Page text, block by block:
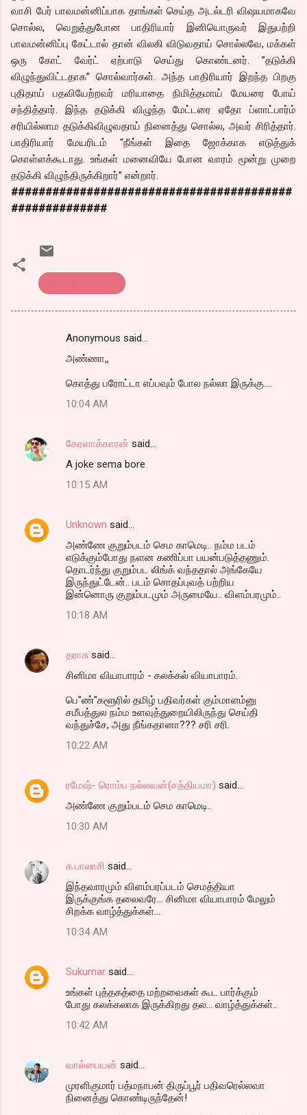
வாசி பேர் பாவமன்னிப்பாக தாங்கள் செய்த அடல்டரி விஷயமாகவே
சொல்ல, வெறுத்துபோன பாதிரியார் இனியொருவர் இதுபற்றி
பாவமன்னிப்பு கேட்டால் தான் விலகி விடுவதாய் சொல்லவே, மக்கள்
ஒரு கோட் வேர்ட் ஏற்பாடு செய்து கொண்டனர். ”தடுக்கி
விழுந்துவிட்டதாக” சொல்வார்கள். அந்த பாதிரியார் இறந்த பிறகு
புதிதாய் பதவியேற்றவர் மரியாதை நிமித்தமாய் மேயரை போய்
சந்தித்தார். இந்த தடுக்கி விழுந்த மேட்டரை ஏதோ ப்ளாட்பார்ம்
சரியில்லாம தடுக்கிவிழுவதாய் நினைத்து சொல்ல, அவர் சிரித்தார்.
பாதிரியார் மேயரிடம் “நீங்கள் இதை ஜோக்காக எடுத்துக்
கொள்ளக்கூடாது. உங்கள் மனைவியே போன வாரம் மூன்று முறை
தடுக்கி விழுந்திருக்கிறார்” என்றார்.
#########################################
##############
n
t
Anonymous said…
அண்ணா,,
கொத்து பரோட்டா எப்பவும் போல நல்லா இருக்கு....
10:04 AM
கேரளாக்காரன் said…
A joke sema bore
10:15 AM
Unknown said…
அண்ணே குறும்படம் செம காமெடி.. நம்ம படம்
எடுக்கும்போது நளன கணிப்பா பயன்படுத்தணும்.
தொடர்ந்து குறும்பட லிங்க் வந்ததால் அங்கேயே
இருந்துட்டேன்.. படம் சொதப்புவத் பற்றிய
இன்னொரு குறும்படமும் அருமையே.. விளம்பரமும்..
10:18 AM
தராசு said…
சினிமா வியாபாரம் - கலக்கல் வியாபாரம்.
பெ"ண்"களூரில் தமிழ் பதிவர்கள் கும்மாளம்னு
சமீபத்துல நம்ம உளவுத்துறையிலிருந்து செய்தி
வந்துச்சே, அது நீங்கதானா??? சரி சரி.
10:22 AM
ரமேஷ்- ரொம்ப நல்லவன்(சத்தியமா) said…
அண்ணே குறும்படம் செம காமெடி..
10:30 AM
க.பாலாசி said…
இந்தவாரமும் விளம்பரப்படம் செமத்தியா
இருக்குங்க தலைவரே... சினிமா வியாபாரம் மேலும்
சிறக்க வாழ்த்துக்கள்...
10:34 AM
Sukumar said…
உங்கள் புத்தகத்தை மற்றவைகள் கூட பார்க்கும்
போது கலக்கலாக இருக்கிறது தல... வாழ்த்துக்கள்..
10:42 AM
வால்பையன் said…
முரளிகுமார் பத்மநாபன் திருப்பூர் பதிவரெல்லவா
நினைத்து கொண்டிருந்தேன்!